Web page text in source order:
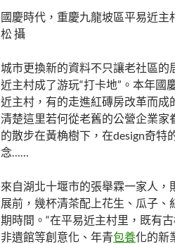
國慶時代，重慶九龍坡區平易近
松 攝
城市更換新的資料不只讓老社區
近主村成了游玩“打卡地”。本年國
近主村，有的走進紅磚房改革而成
清楚這里若何從老舊的公營企業家
的散步在黃桷樹下，在design奇特
念……
來自湖北十堰市的張舉霖一家人
展前，幾杯清茶配上花生、瓜子
期時間。“在平易近主村里，既有
非遺館等創意化、年青包養化的新